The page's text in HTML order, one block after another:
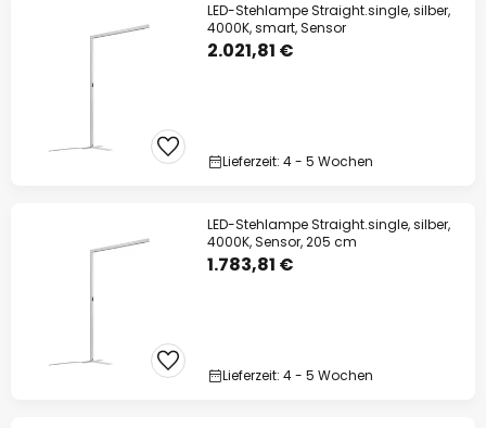
LED-Stehlampe Straight.single, silber,
4000K, smart, Sensor
2.021,81 €
Lieferzeit: 4 - 5 Wochen
LED-Stehlampe Straight.single, silber,
4000K, Sensor, 205 cm
1.783,81 €
Lieferzeit: 4 - 5 Wochen